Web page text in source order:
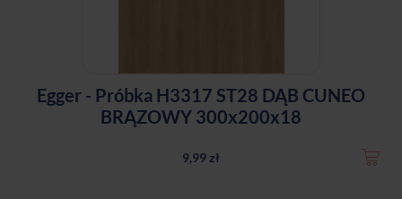
Egger - Próbka H3317 ST28 DĄB CUNEO
BRĄZOWY 300x200x18
9,99 zł